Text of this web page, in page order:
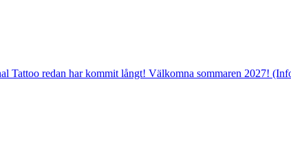
Tattoo redan har kommit långt! Välkomna sommaren 2027!